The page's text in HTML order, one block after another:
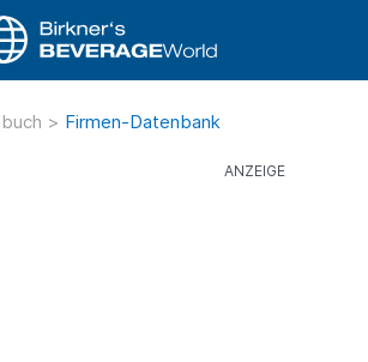
> Firmen-Datenbank